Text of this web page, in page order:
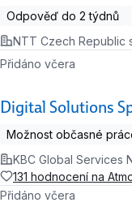
Odpověď do 2 týdnů
NTT Czech Republic
Digital Solutions
Přidáno včera
Možnost občasné
KBC Global Services
131 hodnocení na
Přidáno včera